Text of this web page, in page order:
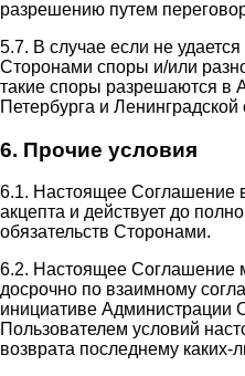
разрешению путем
5.7. В случае если не
Сторонами споры и/или
такие споры разрешаются в
Петербурга и Ленинградской
6. Прочие условия
6.1. Настоящее Соглашение
акцепта и действует до
обязательств Сторонами.
6.2. Настоящее Соглашение
досрочно по взаимному
инициативе Администрации
Пользователем условий
возврата последнему каких-